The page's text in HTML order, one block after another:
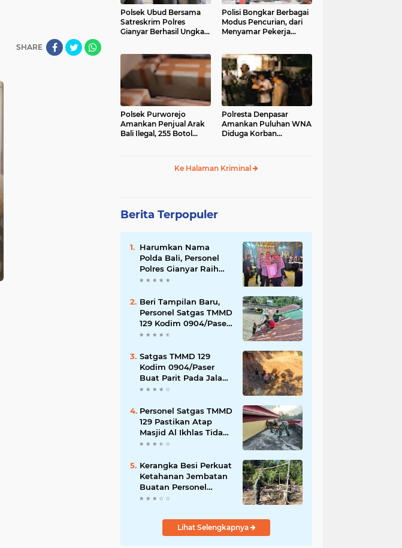
SHARE
Polsek Ubud Bersama
Satreskrim Polres
Gianyar Berhasil Ungkap
Polisi Bongkar Berbagai
Modus Pencurian, dari
Menyamar Pekerja
Polsek Purworejo
Amankan Penjual Arak
Bali Ilegal, 255 Botol
Polresta Denpasar
Amankan Puluhan WNA
Diduga Korban
Ke Halaman Kriminal
Berita Terpopuler
Harumkan Nama
Polda Bali, Personel
Polres Gianyar Raih
Penghargaan
Beri Tampilan Baru,
Personel Satgas TMMD
129 Kodim 0904/Paser
Cat Atap Rumah
Satgas TMMD 129
Kodim 0904/Paser
Buat Parit Pada Jalan
Baru
Personel Satgas TMMD
129 Pastikan Atap
Masjid Al Ikhlas Tidak
Bocor Lagi
Kerangka Besi Perkuat
Ketahanan Jembatan
Buatan Personel
TMMD 129
Lihat Selengkapnya